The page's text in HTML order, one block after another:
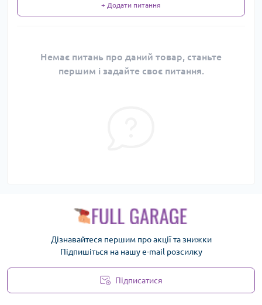
+ Додати питання
Немає питань про даний товар, станьте
першим і задайте своє питання.
Дізнавайтеся першим про акції та знижки
Підпишіться на нашу e-mail розсилку
Підписатися